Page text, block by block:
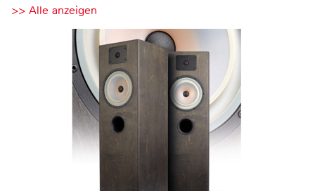
>> Alle anzeigen